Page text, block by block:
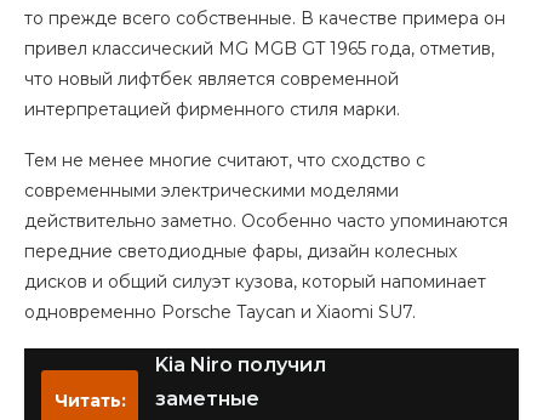
то прежде всего собственные. В качестве примера он
привел классический MG MGB GT 1965 года, отметив,
что новый лифтбек является современной
интерпретацией фирменного стиля марки.
Тем не менее многие считают, что сходство с
современными электрическими моделями
действительно заметно. Особенно часто упоминаются
передние светодиодные фары, дизайн колесных
дисков и общий силуэт кузова, который напоминает
одновременно Porsche Taycan и Xiaomi SU7.
Читать:
Kia Niro получил
заметные